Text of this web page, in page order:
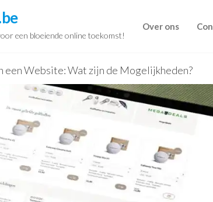
een bloeiende online toekomst!
Over ons
een Website: Wat zijn de Mogelijkheden?